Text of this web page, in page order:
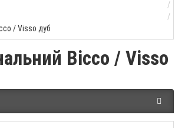
/ Visso дуб
Віссо / Visso